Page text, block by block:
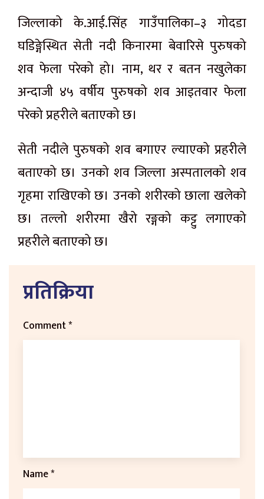
जिल्लाको के.आई.सिंह गाउँपालिका–३ गोदडा
घडिङ्गेस्थित सेती नदी किनारमा बेवारिसे पुरुषको
शव फेला परेको हो। नाम, थर र बतन नखुलेका
अन्दाजी ४५ वर्षीय पुरुषको शव आइतवार फेला
परेको प्रहरीले बताएको छ।
सेती नदीले पुरुषको शव बगाएर ल्याएको प्रहरीले
बताएको छ। उनको शव जिल्ला अस्पतालको शव
गृहमा राखिएको छ। उनको शरीरको छाला खलेको
छ। तल्लो शरीरमा खैरो रङ्गको कट्टु लगाएको
प्रहरीले बताएको छ।
प्रतिक्रिया
Comment*
Name*